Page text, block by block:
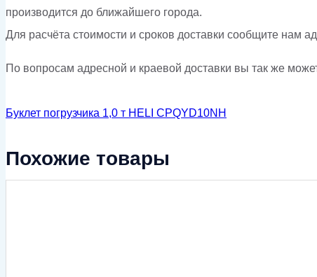
производится до ближайшего города.
Для расчёта стоимости и сроков доставки сообщите нам
По вопросам адресной и краевой доставки вы так же
Буклет погрузчика 1,0 т HELI CPQYD10NH
Похожие товары